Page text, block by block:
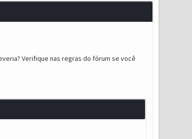
Verifique nas regras do fórum se você